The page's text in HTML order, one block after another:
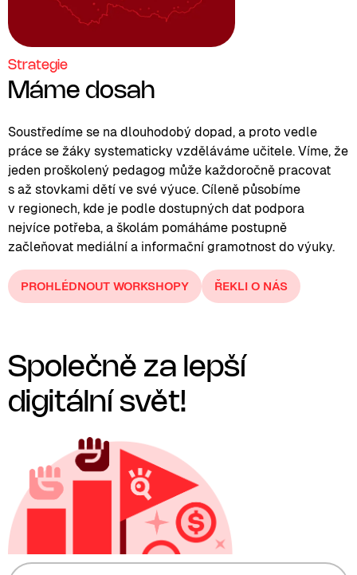
Strategie
Máme dosah
Soustředíme se na dlouhodobý dopad, a proto vedle
práce se žáky systematicky vzděláváme učitele. Víme, že
jeden proškolený pedagog může každoročně pracovat
s až stovkami dětí ve své výuce. Cíleně působíme
v regionech, kde je podle dostupných dat podpora
nejvíce potřeba, a školám pomáháme postupně
začleňovat mediální a informační gramotnost do výuky.
PROHLÉDNOUT WORKSHOPY ŘEKLI O NÁS
Společně za lepší
digitální svět!